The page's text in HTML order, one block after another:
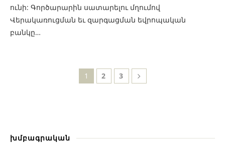
ունի: Գործարարին սատարելու մղումով
Վերակառուցման եւ զարգացման եվրոպական
բանկը…
1 2 3
խմբագրական